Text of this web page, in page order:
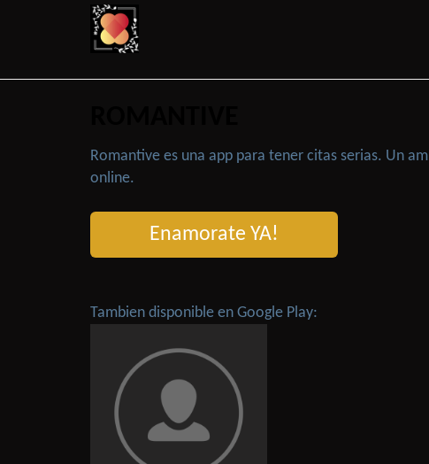
Romantive es una app para tener citas serias. Un
online.
Enamorate YA!
Tambien disponible en Google Play: